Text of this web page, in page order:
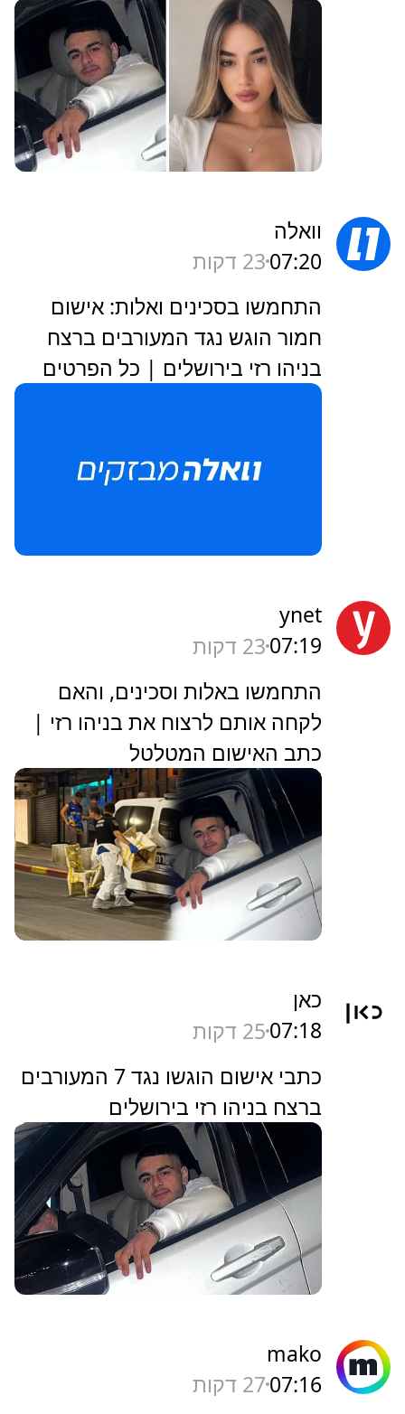
וואלה
07:2023 דקות
התחמשו בסכינים ואלות: אישום
חמור הוגש נגד המעורבים ברצח
בניהו רזי בירושלים | כל הפרטים
ynet
07:1923 דקות
התחמשו באלות וסכינים, והאם
לקחה אותם לרצוח את בניהו רזי |
כתב האישום המטלטל
כאן
07:1825 דקות
כתבי אישום הוגשו נגד 7 המעורבים
ברצח בניהו רזי בירושלים
mako
07:1627 דקות